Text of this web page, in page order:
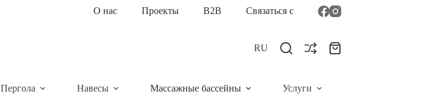
О нас Проекты B2B Связаться с
RU Корзина
Пергола Навесы Массажные бассейны Услуги